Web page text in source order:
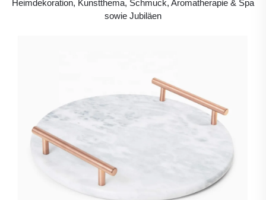
Heimdekoration, Kunstthema, Schmuck, Aromatherapie & Spa
sowie Jubiläen